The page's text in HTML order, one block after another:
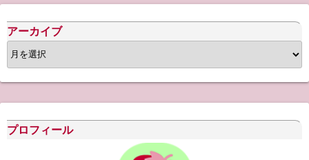
アーカイブ
ア
ー
カ
イ
ブ
プロフィール